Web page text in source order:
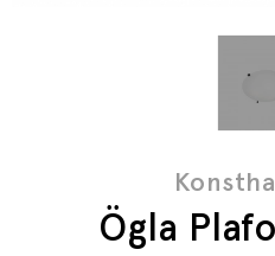
Ögla